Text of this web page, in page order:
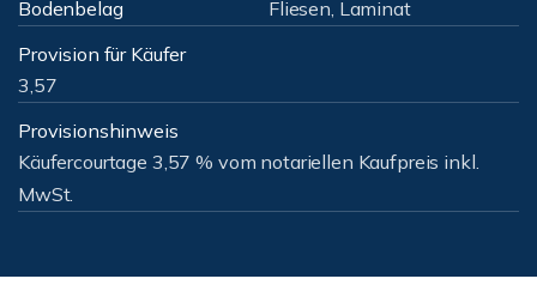
Bodenbelag
Fliesen, Laminat
Provision für Käufer
3,57
Provisionshinweis
Käufercourtage 3,57 % vom notariellen Kaufpreis inkl.
MwSt.